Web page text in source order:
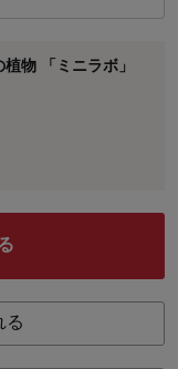
物 「ミニラボ」
る